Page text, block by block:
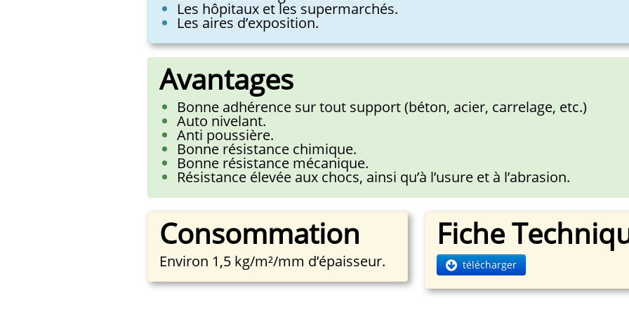
Les hôpitaux et les supermarchés.
Les aires d’exposition.
Avantages
Bonne adhérence sur tout support (béton, acier, carrelage, etc.)
Auto nivelant.
Anti poussière.
Bonne résistance chimique.
Bonne résistance mécanique.
Résistance élevée aux chocs, ainsi qu’à l’usure et à l’abrasion.
Consommation
Environ 1,5 kg/m²/mm d’épaisseur.
Fiche
télécharger